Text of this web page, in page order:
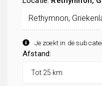
Je zoekt in de
Afstand: